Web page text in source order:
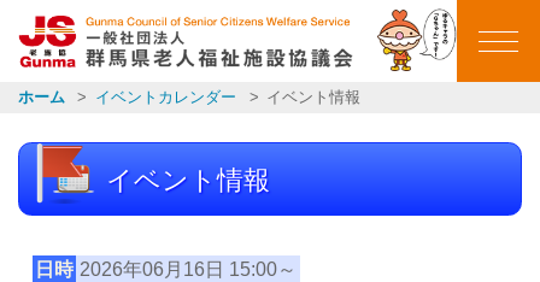
群馬県老人福祉施設
ホーム イベントカレンダー イベント情報
イベント情報
日時 2026年06月16日 15:00～
ごあいさつ
会員施設一覧